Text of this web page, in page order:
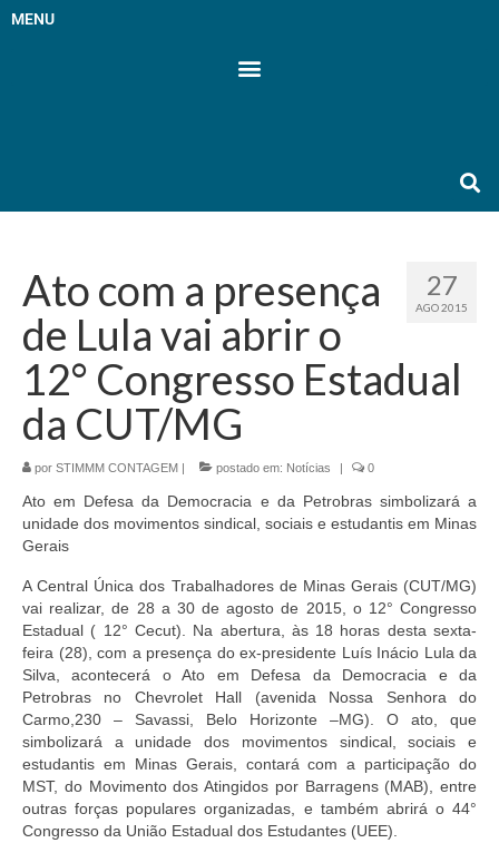
MENU
27
AGO 2015
Ato com a presença
de Lula vai abrir o
12° Congresso Estadual
da CUT/MG
por STIMMM CONTAGEM | postado em: Notícias | 0
Ato em Defesa da Democracia e da Petrobras simbolizará a
unidade dos movimentos sindical, sociais e estudantis em Minas
Gerais
A Central Única dos Trabalhadores de Minas Gerais (CUT/MG)
vai realizar, de 28 a 30 de agosto de 2015, o 12° Congresso
Estadual ( 12° Cecut). Na abertura, às 18 horas desta sexta-
feira (28), com a presença do ex-presidente Luís Inácio Lula da
Silva, acontecerá o Ato em Defesa da Democracia e da
Petrobras no Chevrolet Hall (avenida Nossa Senhora do
Carmo,230 – Savassi, Belo Horizonte –MG). O ato, que
simbolizará a unidade dos movimentos sindical, sociais e
estudantis em Minas Gerais, contará com a participação do
MST, do Movimento dos Atingidos por Barragens (MAB), entre
outras forças populares organizadas, e também abrirá o 44°
Congresso da União Estadual dos Estudantes (UEE).